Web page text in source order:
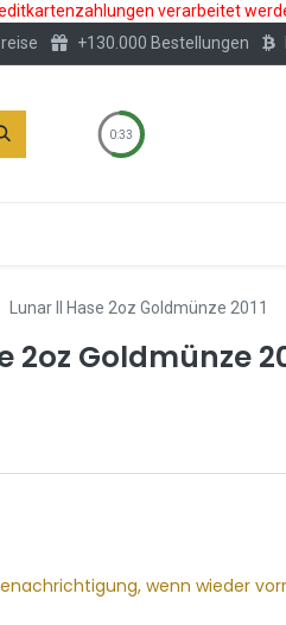
verarbeitet
+130.000 Bestellungen
0:33
Lunar II Hase 2oz Goldmünze 2011
2oz Goldmünze
wenn wieder